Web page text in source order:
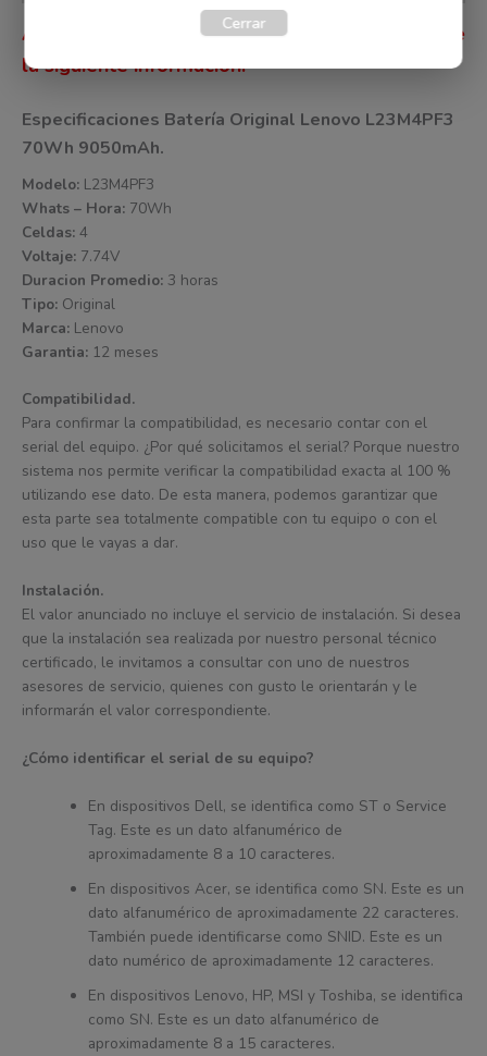
Antes de comprar, por favor lee detenidamente
la siguiente información.
Especificaciones Batería Original Lenovo L23M4PF3
70Wh 9050mAh.
Modelo: L23M4PF3
Whats – Hora: 70Wh
Celdas: 4
Voltaje: 7.74V
Duracion Promedio: 3 horas
Tipo: Original
Marca: Lenovo
Garantia: 12 meses
Compatibilidad.
Para confirmar la compatibilidad, es necesario contar con el
serial del equipo. ¿Por qué solicitamos el serial? Porque nuestro
sistema nos permite verificar la compatibilidad exacta al 100 %
utilizando ese dato. De esta manera, podemos garantizar que
esta parte sea totalmente compatible con tu equipo o con el
uso que le vayas a dar.
Instalación.
El valor anunciado no incluye el servicio de instalación. Si desea
que la instalación sea realizada por nuestro personal técnico
certificado, le invitamos a consultar con uno de nuestros
asesores de servicio, quienes con gusto le orientarán y le
informarán el valor correspondiente.
¿Cómo identificar el serial de su equipo?
En dispositivos Dell, se identifica como ST o Service
Tag. Este es un dato alfanumérico de
aproximadamente 8 a 10 caracteres.
En dispositivos Acer, se identifica como SN. Este es un
dato alfanumérico de aproximadamente 22 caracteres.
También puede identificarse como SNID. Este es un
dato numérico de aproximadamente 12 caracteres.
En dispositivos Lenovo, HP, MSI y Toshiba, se identifica
como SN. Este es un dato alfanumérico de
aproximadamente 8 a 15 caracteres.
Cerrar